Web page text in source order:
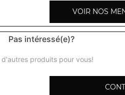
VOIR NOS
Pas intéressé(e)?
produits pour vous!